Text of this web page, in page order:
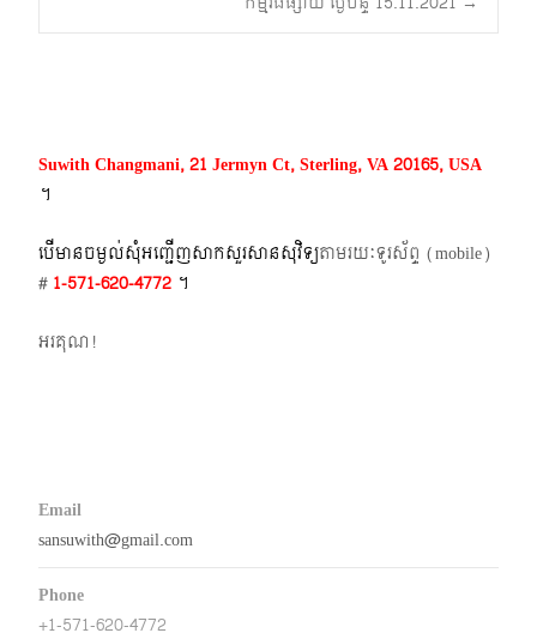
navigation
Suwith Changmani, 21 Jermyn Ct, Sterling, VA 20165, USA
។​
បើមានចម្ងល់​សុំអញ្ជើញសាកសួរសានសុវិទ្យតាមរយៈទូរស័ព្ទ​ (mobile)​
# 1-571-620-4772​ ។
អរគុណ!
Email
sansuwith@gmail.com
Phone
+1-571-620-4772